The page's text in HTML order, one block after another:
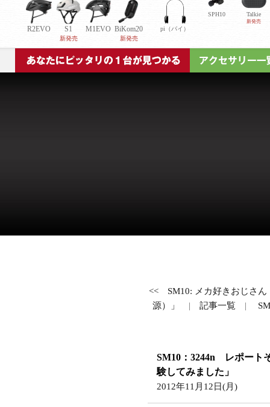
R2EVO S1
新発売
M1EVO BiKom20
新発売
pi（パイ）
SPH10 Talkie
新発売
<<
SM10: メカ好きおじさ
源）」
| 記事一覧 |
SM10：3244n レポート
験してみました」
2012年11月12日(月)